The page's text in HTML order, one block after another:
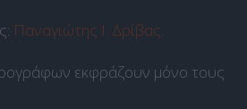
Παναγιώτης Ι. Δρίβας.
εκφράζουν μόνο τους